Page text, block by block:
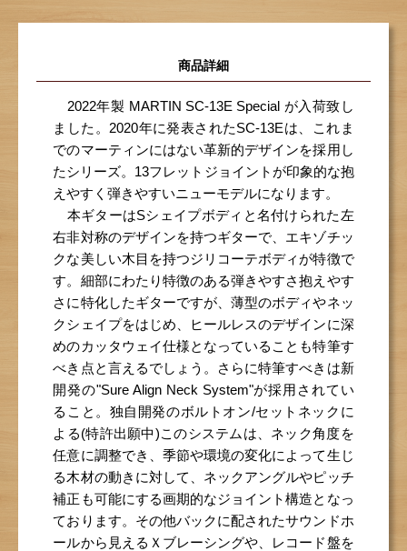
商品詳細
2022年製 MARTIN SC-13E Special が入荷致し
ました。2020年に発表されたSC-13Eは、これま
でのマーティンにはない革新的デザインを採用し
たシリーズ。13フレットジョイントが印象的な抱
えやすく弾きやすいニューモデルになります。
本ギターはSシェイプボディと名付けられた左
右非対称のデザインを持つギターで、エキゾチッ
クな美しい木目を持つジリコーテボディが特徴で
す。細部にわたり特徴のある弾きやすさ抱えやす
さに特化したギターですが、薄型のボディやネッ
クシェイプをはじめ、ヒールレスのデザインに深
めのカッタウェイ仕様となっていることも特筆す
べき点と言えるでしょう。さらに特筆すべきは新
開発の"Sure Align Neck System"が採用されてい
ること。独自開発のボルトオン/セットネックに
よる(特許出願中)このシステムは、ネック角度を
任意に調整でき、季節や環境の変化によって生じ
る木材の動きに対して、ネックアングルやピッチ
補正も可能にする画期的なジョイント構造となっ
ております。その他バックに配されたサウンドホ
ールから見えるＸブレーシングや、レコード盤を